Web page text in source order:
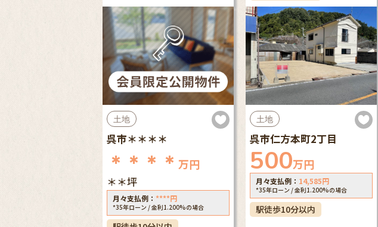
土地
呉市＊＊＊＊
＊＊＊＊ 万円
＊＊坪
月々支払例： ****円
*35年ローン / 金利1.200%の場合
土地
呉市仁方本町2丁目
500万円
月々支払例： 14,585円
*35年ローン / 金利1.200%の場合
駅徒歩10分以内